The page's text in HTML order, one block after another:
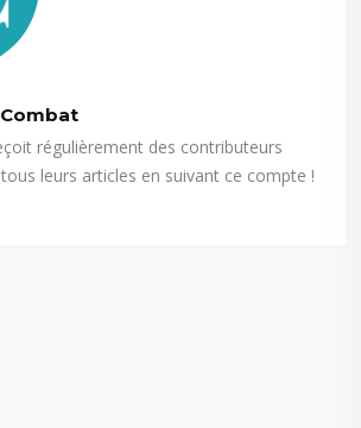
régulièrement des contributeurs
leurs articles en suivant ce compte !